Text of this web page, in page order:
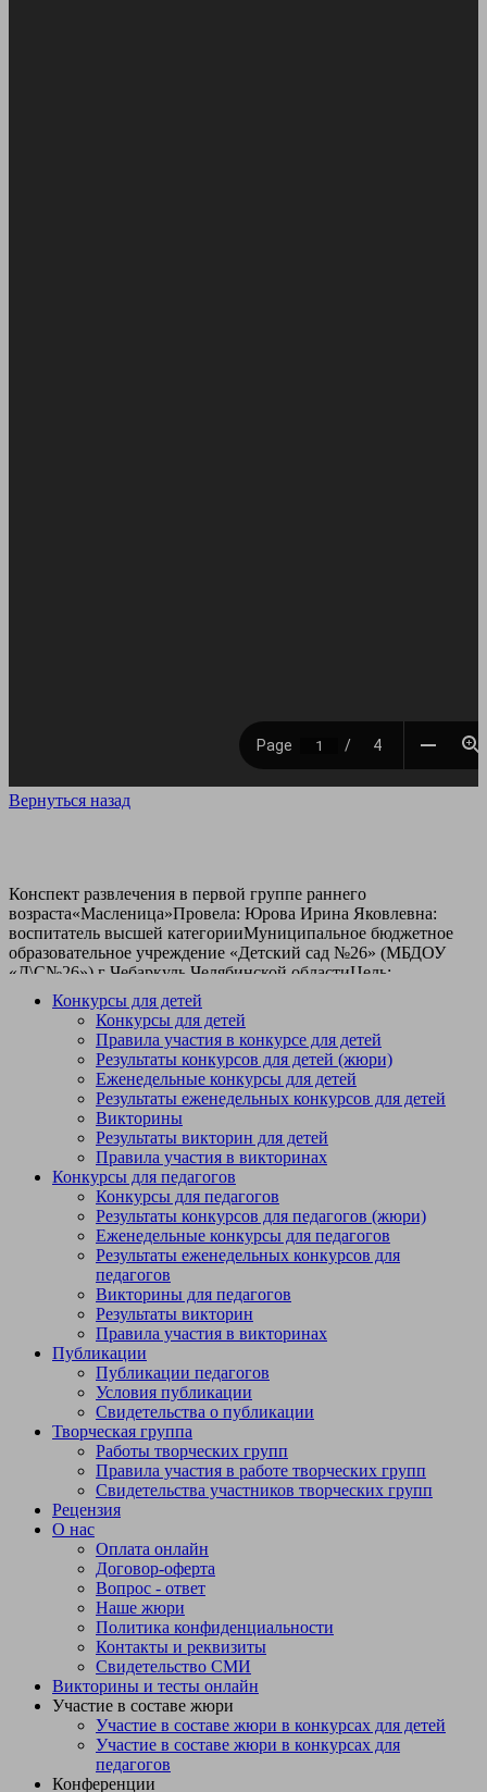
Вернуться назад
Конспект развлечения в первой группе раннего
возраста«Масленица»Провела: Юрова Ирина Яковлевна:
воспитатель высшей категорииМуниципальное бюджетное
образовательное учреждение «Детский сад №26» (МБДОУ
«Д\С№26») г Чебаркуль Челябинской областиЦель:
приобщение детей к традициям русского народа через
национальный праздник
«Масленица».Задачи:Образовательные:формировать у детей
понятие о традициях празднования Масленицы;формировать
умение следовать игровым правилам в подвижных играх;
способствовать обогащению игровых
действий.Развивающие:развивать интерес к народной
культуре, народным традициям, народному
творчеству;развивать желание проявлять свою активность
через участие в праздничных
мероприятиях.Воспитательные:воспитывать у детей любовь,
уважение к традициям и обычаям русского
народа;способствовать развитию эмоциональной сферы через
участие в играх различной двигательной
активности.Предварительная работа: знакомство с русским
народным фольклором (потешки, заклички); знакомство с
народными играми, проведение их на занятиях, прогулках и в
свободной деятельности; рассматривание картин, фото с
празднованием Масленицы; беседы о традициях русского
народа, его обычаях, культуре; привлечение родителей к
организации отдельных моментов празднования (выпечка
блинов).Оборудование и материалы: украшения для группы;
музыкальный центр; запись музыкального сопровождения
праздника и проведения игр; костюм для Масленицы; солнце
на палочке; большой платок; медведь (игрушка); корзина с
мячами; стол, оформленный в русском стиле: скатерть с
вышивкой, ложки, самовар, изделия народных промыслов;
блины для угощенияХод развлечения:До начала праздника
медведя (игрушку) кладут в угол, накрывают.1.Звучит песня
«Весенняя полечка» (слова и музыка Л. Олифирова).В группу
входит Масленица (воспитатель в русском народном
костюме).Масленица: Здравствуйте, детки! Посмотрите, какая
я красивая! Меня зовут Масленица! Давайте с вами
поздороваемся!2. Проводится игра «Дай ладошечку» (на
мелодию русской народной песни «Я на горку шла»).Дай
ладошечку, моя крошечка,Я поглажу тебя по ладошечке.На
ладошечку, моя крошечка,Ты погладь меня по
ладошечке.Воспитатель предлагает показать свои ладошки,
дети протягивают их. Воспитатель на первый куплет гладит
ладошки детям двумя руками, а на второй куплет протягивает
свои ладошки детям, и они поглаживают. Нужно успеть
Конкурсы для детей
Конкурсы для детей
Правила участия в конкурсе для детей
Результаты конкурсов для детей (жюри)
Еженедельные конкурсы для детей
Результаты еженедельных конкурсов для детей
Викторины
Результаты викторин для детей
Правила участия в викторинах
Конкурсы для педагогов
Конкурсы для педагогов
Результаты конкурсов для педагогов (жюри)
Еженедельные конкурсы для педагогов
Результаты еженедельных конкурсов для
педагогов
Викторины для педагогов
Результаты викторин
Правила участия в викторинах
Публикации
Публикации педагогов
Условия публикации
Свидетельства о публикации
Творческая группа
Работы творческих групп
Правила участия в работе творческих групп
Свидетельства участников творческих групп
Рецензия
О нас
Оплата онлайн
Договор-оферта
Вопрос - ответ
Наше жюри
Политика конфиденциальности
Контакты и реквизиты
Свидетельство СМИ
Викторины и тесты онлайн
Участие в составе жюри
Участие в составе жюри в конкурсах для детей
Участие в составе жюри в конкурсах для
педагогов
Конференции